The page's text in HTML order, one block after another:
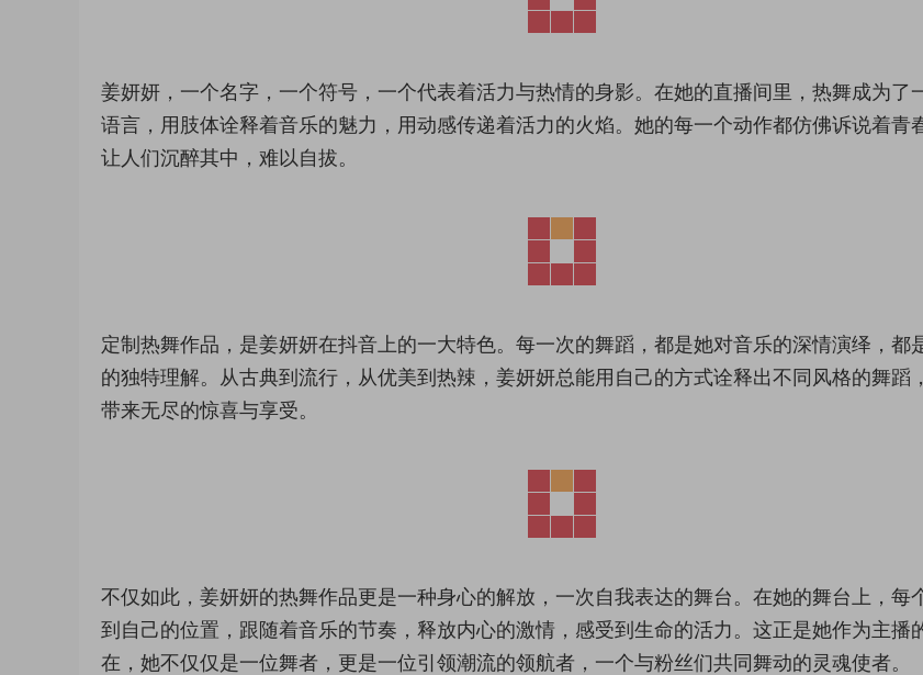
姜妍妍，一个名字，一个符号，一个代表着活力与热情的身影。在她的直播间里，热舞成为了
语言，用肢体诠释着音乐的魅力，用动感传递着活力的火焰。她的每一个动作都仿佛诉说着青
让人们沉醉其中，难以自拔。
定制热舞作品，是姜妍妍在抖音上的一大特色。每一次的舞蹈，都是她对音乐的深情演绎，都
的独特理解。从古典到流行，从优美到热辣，姜妍妍总能用自己的方式诠释出不同风格的舞蹈
带来无尽的惊喜与享受。
不仅如此，姜妍妍的热舞作品更是一种身心的解放，一次自我表达的舞台。在她的舞台上，每
到自己的位置，跟随着音乐的节奏，释放内心的激情，感受到生命的活力。这正是她作为主播
在，她不仅仅是一位舞者，更是一位引领潮流的领航者，一个与粉丝们共同舞动的灵魂使者。